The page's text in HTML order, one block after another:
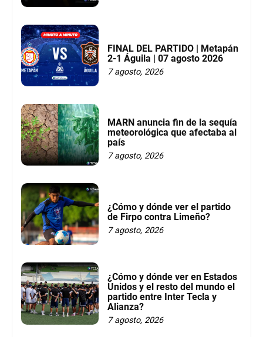
FINAL DEL PARTIDO | Metapán
2-1 Águila | 07 agosto 2026
7 agosto, 2026
MARN anuncia fin de la sequía
meteorológica que afectaba al
país
7 agosto, 2026
¿Cómo y dónde ver el partido
de Firpo contra Limeño?
7 agosto, 2026
¿Cómo y dónde ver en Estados
Unidos y el resto del mundo el
partido entre Inter Tecla y
Alianza?
7 agosto, 2026